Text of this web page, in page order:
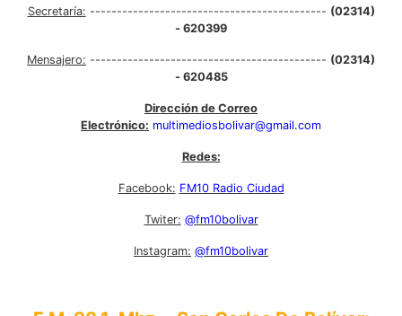
Secretaría: -------------------------------------------- (02314)
- 620399
Mensajero: -------------------------------------------- (02314)
- 620485
Dirección de Correo
Electrónico: multimediosbolivar@gmail.com
Redes:
Facebook: FM10 Radio Ciudad
Twiter: @fm10bolivar
Instagram: @fm10bolivar